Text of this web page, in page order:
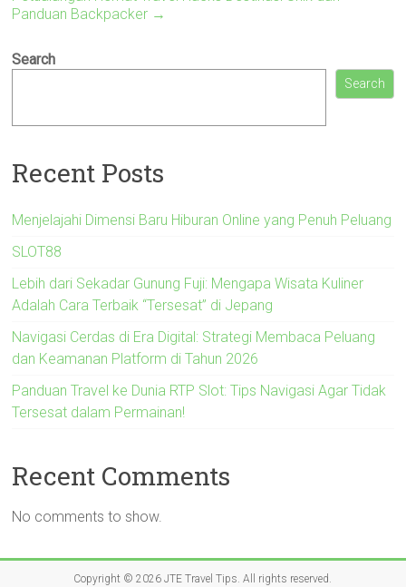
Panduan Backpacker →
Search
Search
Recent Posts
Menjelajahi Dimensi Baru Hiburan Online yang Penuh Peluang
SLOT88
Lebih dari Sekadar Gunung Fuji: Mengapa Wisata Kuliner
Adalah Cara Terbaik “Tersesat” di Jepang
Navigasi Cerdas di Era Digital: Strategi Membaca Peluang
dan Keamanan Platform di Tahun 2026
Panduan Travel ke Dunia RTP Slot: Tips Navigasi Agar Tidak
Tersesat dalam Permainan!
Recent Comments
No comments to show.
Copyright © 2026JTE Travel Tips . All rights reserved.